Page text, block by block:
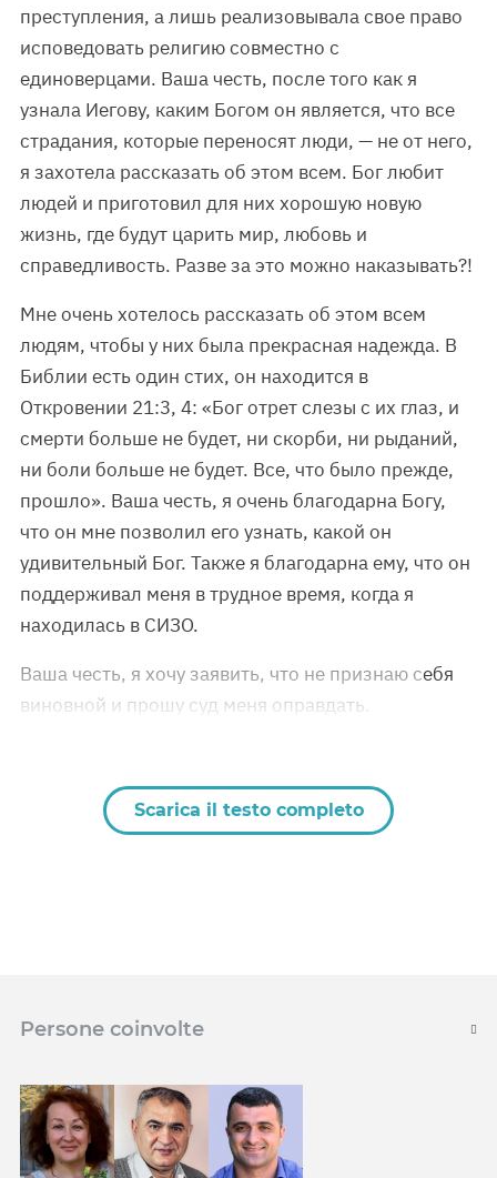
преступления, а лишь реализовывала свое право
исповедовать религию совместно с
единоверцами. Ваша честь, после того как я
узнала Иегову, каким Богом он является, что все
страдания, которые переносят люди, — не от него,
я захотела рассказать об этом всем. Бог любит
людей и приготовил для них хорошую новую
жизнь, где будут царить мир, любовь и
справедливость. Разве за это можно наказывать?!
Мне очень хотелось рассказать об этом всем
людям, чтобы у них была прекрасная надежда. В
Библии есть один стих, он находится в
Откровении 21:3, 4: «Бог отрет слезы с их глаз, и
смерти больше не будет, ни скорби, ни рыданий,
ни боли больше не будет. Все, что было прежде,
прошло». Ваша честь, я очень благодарна Богу,
что он мне позволил его узнать, какой он
удивительный Бог. Также я благодарна ему, что он
поддерживал меня в трудное время, когда я
находилась в СИЗО.
Ваша честь, я хочу заявить, что не признаю себя
виновной и прошу суд меня оправдать.
Scarica il testo completo
Persone coinvolte